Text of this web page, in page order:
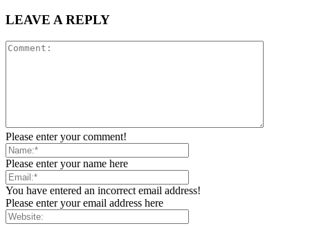
LEAVE A REPLY
Please enter your comment!
Please enter your name here
You have entered an incorrect email address!
Please enter your email address here